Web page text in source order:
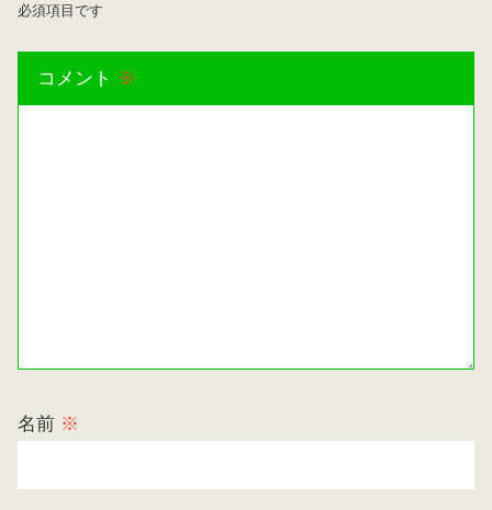
必須項目です
コメント ※
名前 ※